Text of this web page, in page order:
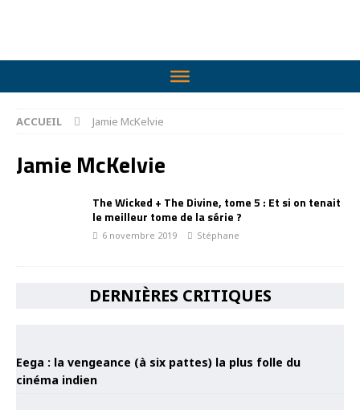
ACCUEIL Jamie McKelvie
Jamie McKelvie
The Wicked + The Divine, tome 5 : Et si on tenait
le meilleur tome de la série ?
6 novembre 2019 Stéphane
DERNIÈRES CRITIQUES
Eega : la vengeance (à six pattes) la plus folle du
cinéma indien